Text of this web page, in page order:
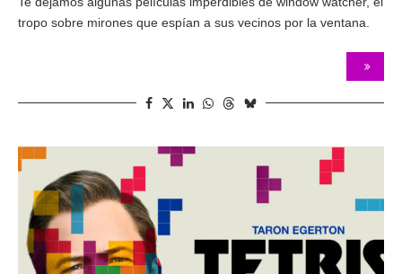
tropo sobre mirones que espían a sus vecinos por la ventana.